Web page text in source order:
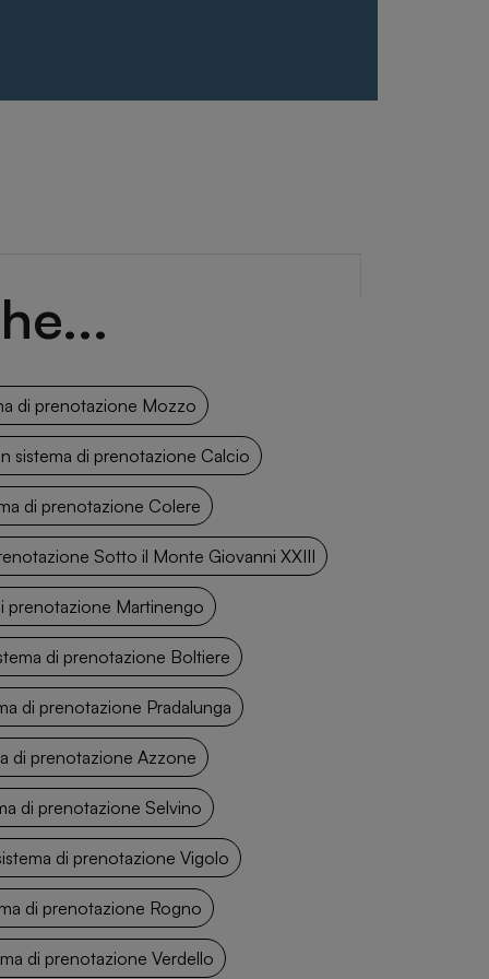
di prenotazione Mozzo
sistema di prenotazione Calcio
di prenotazione Colere
Sotto il Monte Giovanni XXIII
prenotazione Martinengo
di prenotazione Boltiere
di prenotazione Pradalunga
di prenotazione Azzone
di prenotazione Selvino
di prenotazione Vigolo
di prenotazione Rogno
di prenotazione Verdello